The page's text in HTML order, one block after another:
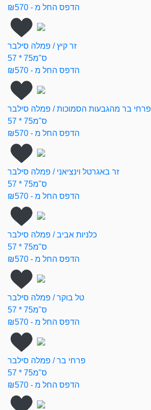
הדפס החל מ - ₪570
זר קיץ / פמלה סילבר
57 * 75ס"מ
הדפס החל מ - ₪570
פרחי בר מהגבעות הסמוכות / פמלה סילבר
57 * 75ס"מ
הדפס החל מ - ₪570
זר באגרטל וינציאני / פמלה סילבר
57 * 75ס"מ
הדפס החל מ - ₪570
כלניות אביב / פמלה סילבר
57 * 75ס"מ
הדפס החל מ - ₪570
טל בוקר / פמלה סילבר
57 * 75ס"מ
הדפס החל מ - ₪570
פרחי בר / פמלה סילבר
57 * 75ס"מ
הדפס החל מ - ₪570